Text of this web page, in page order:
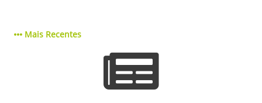
Mais Recentes